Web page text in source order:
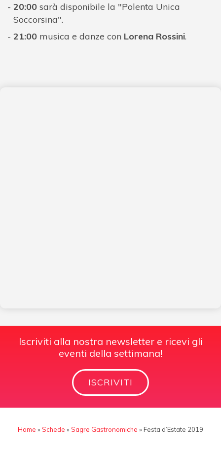
20:00 sarà disponibile la "Polenta Unica
Soccorsina".
21:00 musica e danze con Lorena Rossini.
Iscriviti alla nostra newsletter e ricevi gli
eventi della settimana!
ISCRIVITI
Home »Schede »Sagre Gastronomiche » Festa d’Estate 2019